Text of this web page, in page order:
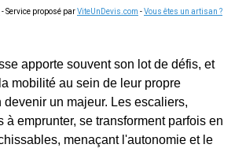
- Service proposé parViteUnDevis.com -Vous êtes un artisan ?
apporte souvent son lot de défis, et
mobilité au sein de leur propre
un majeur. Les escaliers,
à emprunter, se transforment parfois en
menaçant l'autonomie et le